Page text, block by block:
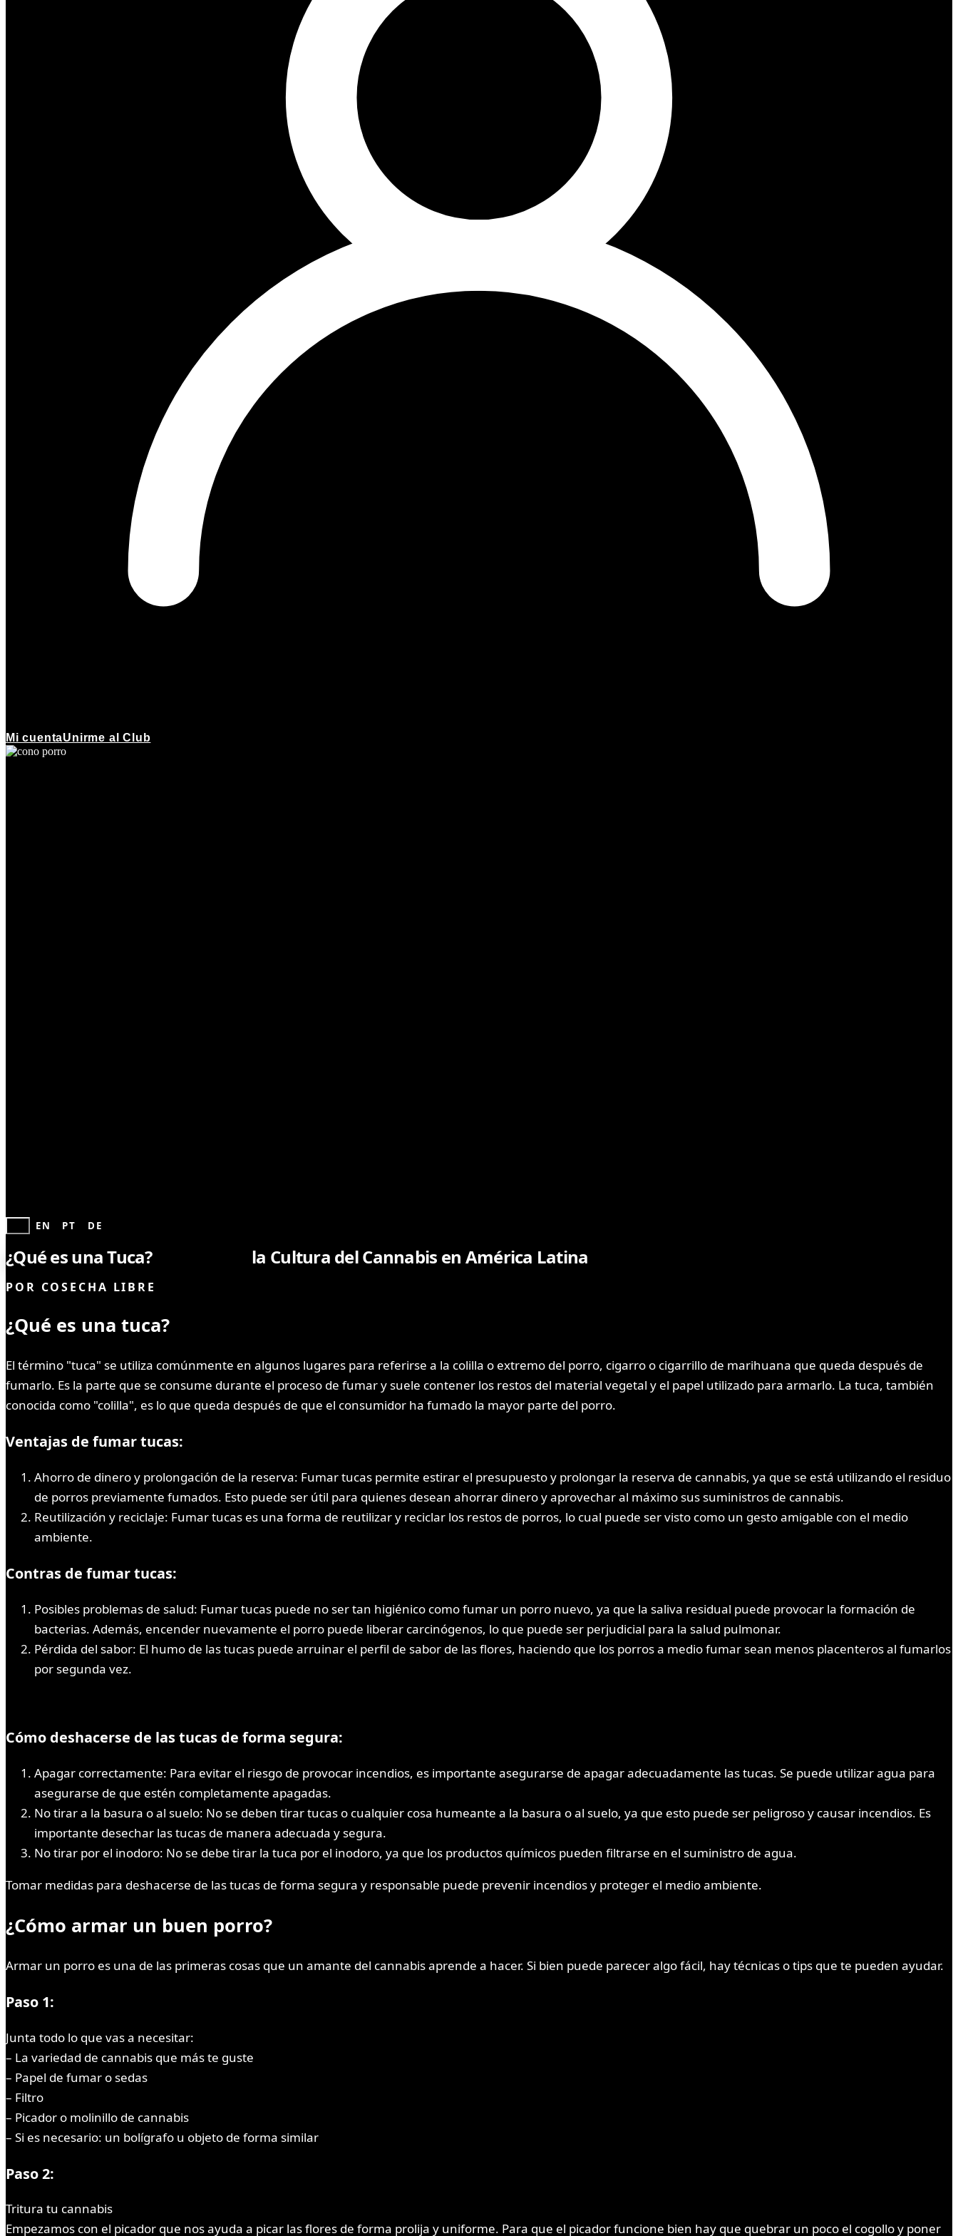
Mi cuentaUnirme al Club
EN PT DE
¿Qué es una Tuca? la Cultura del Cannabis en América Latina
POR COSECHA LIBRE
¿Qué es una tuca?
El término "tuca" se utiliza comúnmente en algunos lugares para referirse a la colilla o extremo del porro, cigarro o cigarrillo de marihuana que queda después de
fumarlo. Es la parte que se consume durante el proceso de fumar y suele contener los restos del material vegetal y el papel utilizado para armarlo. La tuca, también
conocida como "colilla", es lo que queda después de que el consumidor ha fumado la mayor parte del porro.
Ventajas de fumar tucas:
Ahorro de dinero y prolongación de la reserva: Fumar tucas permite estirar el presupuesto y prolongar la reserva de cannabis, ya que se está utilizando el residuo
de porros previamente fumados. Esto puede ser útil para quienes desean ahorrar dinero y aprovechar al máximo sus suministros de cannabis.
Reutilización y reciclaje: Fumar tucas es una forma de reutilizar y reciclar los restos de porros, lo cual puede ser visto como un gesto amigable con el medio
ambiente.
Contras de fumar tucas:
Posibles problemas de salud: Fumar tucas puede no ser tan higiénico como fumar un porro nuevo, ya que la saliva residual puede provocar la formación de
bacterias. Además, encender nuevamente el porro puede liberar carcinógenos, lo que puede ser perjudicial para la salud pulmonar.
Pérdida del sabor: El humo de las tucas puede arruinar el perfil de sabor de las flores, haciendo que los porros a medio fumar sean menos placenteros al fumarlos
por segunda vez.
Cómo deshacerse de las tucas de forma segura:
Apagar correctamente: Para evitar el riesgo de provocar incendios, es importante asegurarse de apagar adecuadamente las tucas. Se puede utilizar agua para
asegurarse de que estén completamente apagadas.
No tirar a la basura o al suelo: No se deben tirar tucas o cualquier cosa humeante a la basura o al suelo, ya que esto puede ser peligroso y causar incendios. Es
importante desechar las tucas de manera adecuada y segura.
No tirar por el inodoro: No se debe tirar la tuca por el inodoro, ya que los productos químicos pueden filtrarse en el suministro de agua.
Tomar medidas para deshacerse de las tucas de forma segura y responsable puede prevenir incendios y proteger el medio ambiente.
¿Cómo armar un buen porro?
Armar un porro es una de las primeras cosas que un amante del cannabis aprende a hacer. Si bien puede parecer algo fácil, hay técnicas o tips que te pueden ayudar.
Paso 1:
Junta todo lo que vas a necesitar:
– La variedad de cannabis que más te guste
– Papel de fumar o sedas
– Filtro
– Picador o molinillo de cannabis
– Si es necesario: un bolígrafo u objeto de forma similar
Paso 2:
Tritura tu cannabis
Empezamos con el picador que nos ayuda a picar las flores de forma prolija y uniforme. Para que el picador funcione bien hay que quebrar un poco el cogollo y poner